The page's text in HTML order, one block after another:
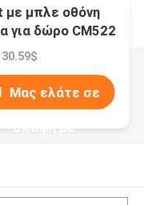
με μπλε οθόνη
για δώρο CM522
Μας ελάτε σε
επαφή με